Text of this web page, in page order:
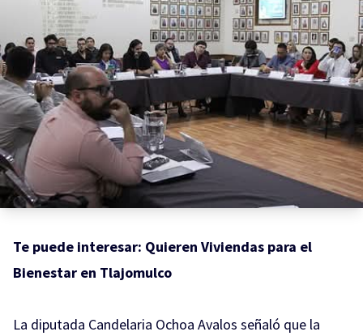
Te puede interesar: Quieren Viviendas para el
Bienestar en Tlajomulco
La diputada Candelaria Ochoa Avalos señaló que la